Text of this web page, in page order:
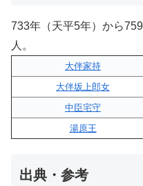
733年（天平5年）から
人。
大伴家持
大伴坂上郎女
中臣宅守
湯原王
出典・参考